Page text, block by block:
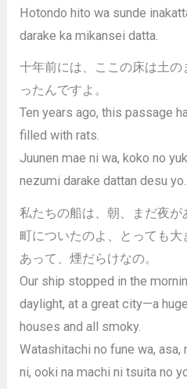
Hotondo hito wa sunde
darake ka mikansei datta.
十年前には、ここの床は土
ったんですよ。
Ten years ago, this passage
filled with rats.
Juunen mae ni wa, koko no
nezumi darake dattan desu yo.
私たちの船は、朝、まだ夜
町についたのよ、とっても
あって、煙だらけなの。
Our ship stopped in the
daylight, at a great city—a
houses and all smoky.
Watashitachi no fune wa, asa,
ni, ooki na machi ni tsuita no